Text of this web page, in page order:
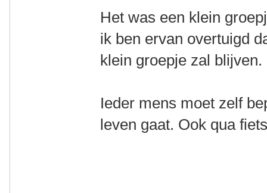
Het was een klein
ik ben ervan overtuigd
klein groepje zal blijven.
Ieder mens moet zelf
leven gaat. Ook qua